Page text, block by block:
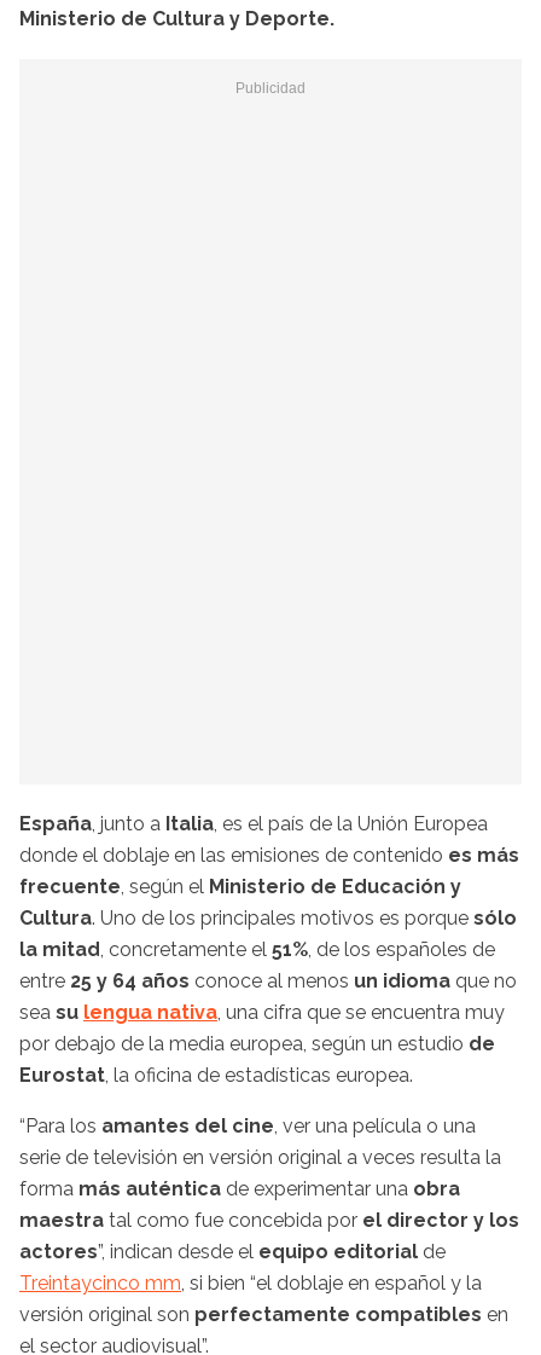
Ministerio de Cultura y Deporte.
España, junto a Italia, es el país de la Unión Europea
donde el doblaje en las emisiones de contenido es más
frecuente, según el Ministerio de Educación y
Cultura. Uno de los principales motivos es porque sólo
la mitad, concretamente el 51%, de los españoles de
entre 25 y 64 años conoce al menos un idioma que no
sea su lengua nativa, una cifra que se encuentra muy
por debajo de la media europea, según un estudio de
Eurostat, la oficina de estadísticas europea.
“Para los amantes del cine, ver una película o una
serie de televisión en versión original a veces resulta la
forma más auténtica de experimentar una obra
maestra tal como fue concebida por el director y los
actores”, indican desde el equipo editorial de
Treintaycinco mm, si bien “el doblaje en español y la
versión original son perfectamente compatibles en
el sector audiovisual”.